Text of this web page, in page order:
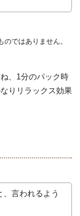
ではありません。
、1分のパック時
りリラックス効果
言われるよう